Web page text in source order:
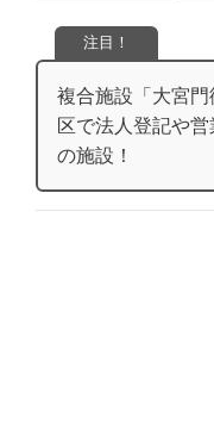
注目！
複合施設「大宮
区で法人登記や
の施設！